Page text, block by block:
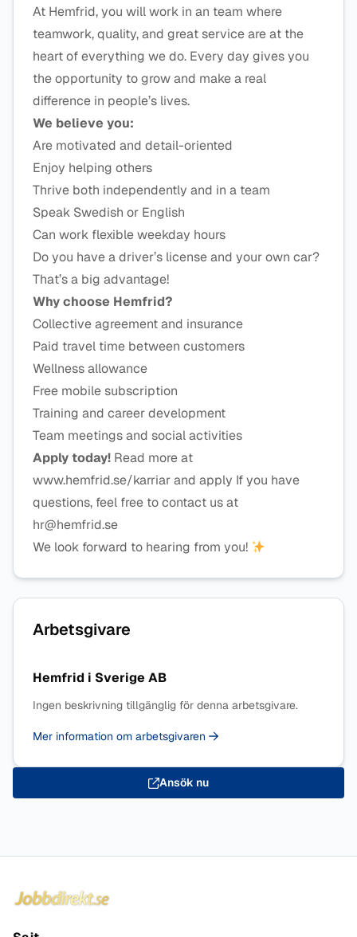
At Hemfrid, you will work in an team where
teamwork, quality, and great service are at the
heart of everything we do. Every day gives you
the opportunity to grow and make a real
difference in people’s lives.
We believe you:
Are motivated and detail-oriented
Enjoy helping others
Thrive both independently and in a team
Speak Swedish or English
Can work flexible weekday hours
Do you have a driver’s license and your own car?
That’s a big advantage!
Why choose Hemfrid?
Collective agreement and insurance
Paid travel time between customers
Wellness allowance
Free mobile subscription
Training and career development
Team meetings and social activities
Apply today! Read more at
www.hemfrid.se/karriar and apply If you have
questions, feel free to contact us at
hr@hemfrid.se
We look forward to hearing from you!
Arbetsgivare
Hemfrid i Sverige AB
Ingen beskrivning tillgänglig för denna arbetsgivare.
Mer information om arbetsgivaren
Ansök nu